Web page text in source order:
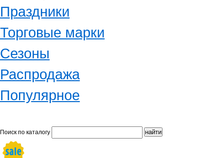
Праздники
Торговые марки
Сезоны
Распродажа
Популярное
Поиск по каталогу